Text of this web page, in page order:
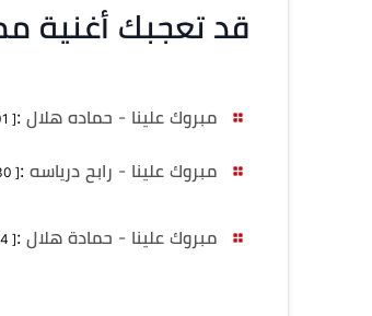
قد تعجبك أغنية
مبروك علينا - حماده هلال :[ 4:01 دقيقة ]
مبروك علينا - رابح درياسه :[ 6:30 دقيقة ]
مبروك علينا - حمادة هلال :[ 4:04 دقيقة ]